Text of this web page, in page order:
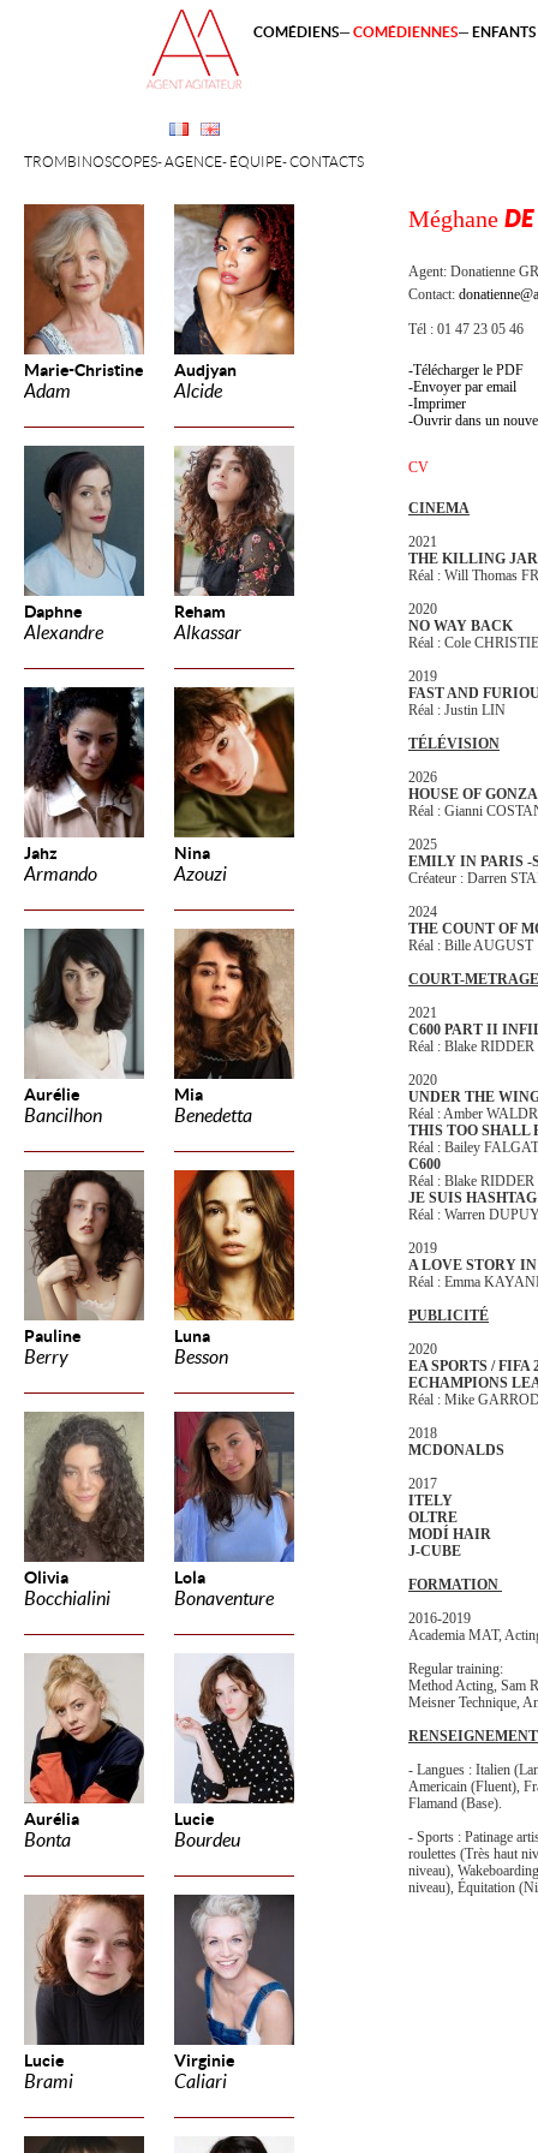
Marie-Christine
Adam
Audjyan
Alcide
Daphne
Alexandre
Reham
Alkassar
Jahz
Armando
Nina
Azouzi
Aurélie
Bancilhon
Mia
Benedetta
Pauline
Berry
Luna
Besson
Olivia
Bocchialini
Lola
Bonaventure
Aurélia
Bonta
Lucie
Bourdeu
Lucie
Brami
Virginie
Caliari
TROMBINOSCOPES AGENCE ÉQUIPE CONTACTS
COMÉDIENS COMÉDIENNES
Méghane
Agent: Donatienne
Contact:
Tél : 01 47 23 05 46
Télécharger le PDF
Envoyer par email
Imprimer
Ouvrir dans un
CV
CINEMA
2021
THE KILLING
Réal : Will Thomas
2020
NO WAY BACK
Réal : Cole
2019
FAST AND
Réal : Justin LIN
TÉLÉVISION
2026
HOUSE OF
Réal : Gianni
2025
EMILY IN PARIS -
Créateur : Darren
2024
THE COUNT OF
Réal : Bille AUGUST
COURT-METRAGE
2021
C600 PART II
Réal : Blake RIDDER
2020
UNDER THE
Réal : Amber
THIS TOO SHALL
Réal : Bailey
C600
Réal : Blake RIDDER
JE SUIS
Réal : Warren
2019
A LOVE STORY
Réal : Emma
PUBLICITÉ
2020
EA SPORTS / FIFA
ECHAMPIONS
Réal : Mike
2018
MCDONALDS
2017
ITELY
OLTRE
MODÍ HAIR
J-CUBE
FORMATION
2016-2019
Academia MAT,
Regular training:
Method Acting, Sam
Meisner Technique,
- Langues : Italien
Americain (Fluent),
Flamand (Base).
- Sports : Patinage
roulettes (Très haut
niveau),
niveau), Équitation